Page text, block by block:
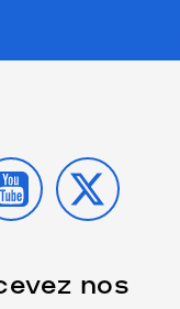
X
nos